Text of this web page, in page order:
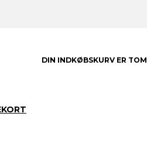
DIN INDKØBSKURV ER TOM